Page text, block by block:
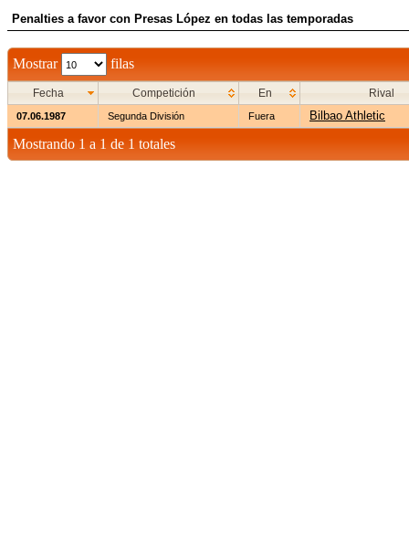
Penalties a favor con Presas López en todas las temporadas
Mostrar filas
Fecha Competición En Rival
07.06.1987 Segunda División Fuera Bilbao Athletic
Mostrando 1 a 1 de 1 totales